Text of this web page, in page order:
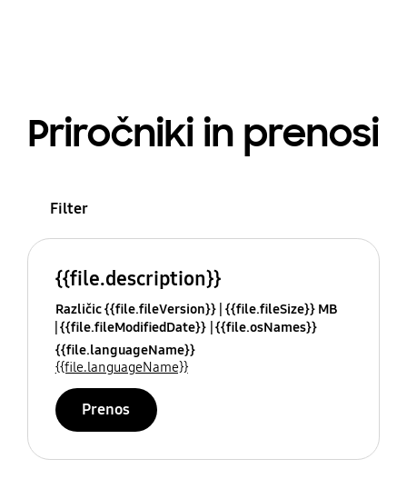
Priročniki in prenosi
Filter
{{file.description}}
Različic {{file.fileVersion}} {{file.fileSize}} MB
{{file.fileModifiedDate}} {{file.osNames}}
{{file.languageName}}
{{file.languageName}}
Prenos